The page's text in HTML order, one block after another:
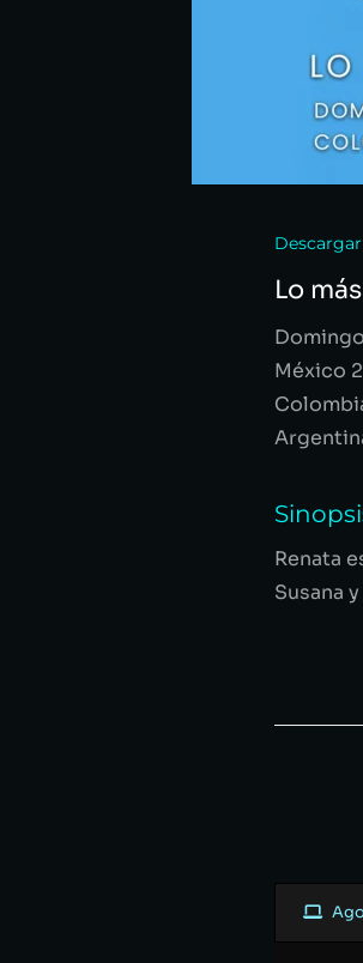
Lo
México
Renata
Susana